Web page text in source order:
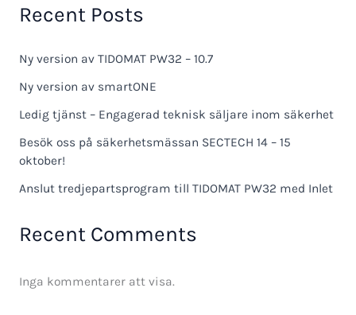
Recent Posts
Ny version av TIDOMAT PW32 – 10.7
Ny version av smartONE
Ledig tjänst – Engagerad teknisk säljare inom säkerhet
Besök oss på säkerhetsmässan SECTECH 14 – 15
oktober!
Anslut tredjepartsprogram till TIDOMAT PW32 med Inlet
Recent Comments
Inga kommentarer att visa.